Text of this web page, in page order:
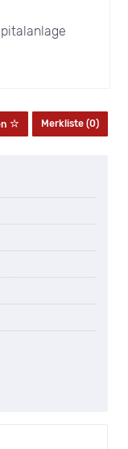
Merkliste (0)